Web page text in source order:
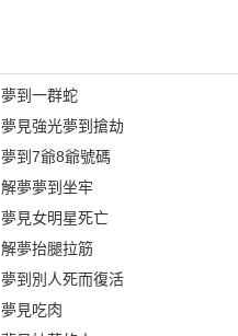
夢到一群蛇
夢見強光夢到搶劫
夢到7爺8爺號碼
解夢夢到坐牢
夢見女明星死亡
解夢抬腿拉筋
夢到別人死而復活
夢見吃肉